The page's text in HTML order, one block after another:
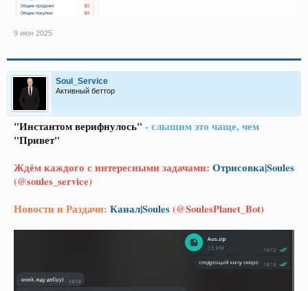
9 июн 2025
Soul_Service
Активный беттор
"Инстантом верифнулось" - слышим это чаще, чем
"Привет"
Ждём каждого с интересными задачами: Отрисовка|Soules
(@soules_service)
Новости и Раздачи: Канал|Soules(@SoulesPlanet_Bot)